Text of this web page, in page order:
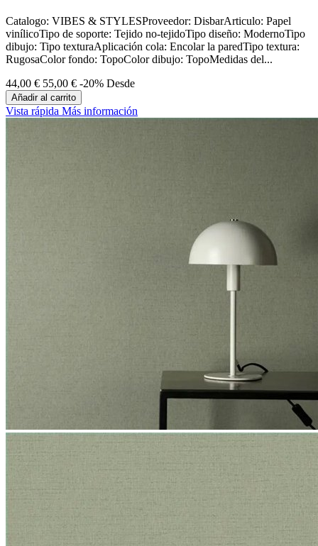
Catalogo: VIBES & STYLESProveedor: DisbarArticulo: Papel
vinílicoTipo de soporte: Tejido no-tejidoTipo diseño: ModernoTipo
dibujo: Tipo texturaAplicación cola: Encolar la paredTipo textura:
RugosaColor fondo: TopoColor dibujo: TopoMedidas del...
44,00 € 55,00 € -20% Desde
Añadir al carrito
Vista rápida Más información